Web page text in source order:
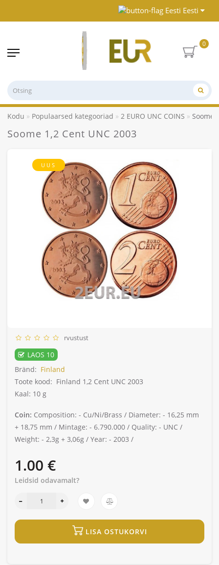
Eesti
0
Kodu Populaarsed kategooriad 2 EURO UNC COINS Soome
Soome 1,2 Cent UNC 2003
UUS
rvustust
LAOS 10
Bränd: Finland
Toote kood: Finland 1,2 Cent UNC 2003
Kaal: 10 g
Coin: Composition: - Cu/Ni/Brass / Diameter: - 16,25 mm
+ 18,75 mm / Mintage: - 6.790.000 / Quality: - UNC /
Weight: - 2,3g + 3,06g / Year: - 2003 /
1.00 €
Leidsid odavamalt?
LISA OSTUKORVI